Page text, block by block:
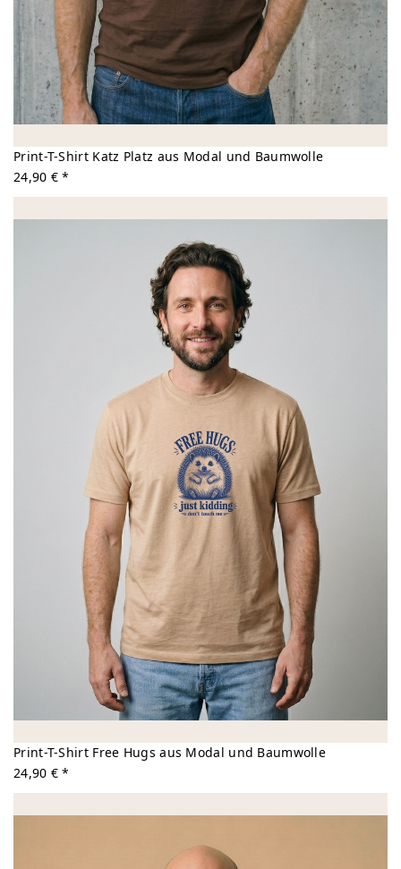
Print-T-Shirt Katz Platz aus Modal und Baumwolle
24,90 € *
Print-T-Shirt Free Hugs aus Modal und Baumwolle
24,90 € *